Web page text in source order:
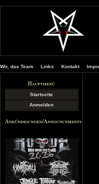
Wir, das Team Links Kontakt
Hauptmenü
Startseite
Anmelden
Ankündigungen/Announcements